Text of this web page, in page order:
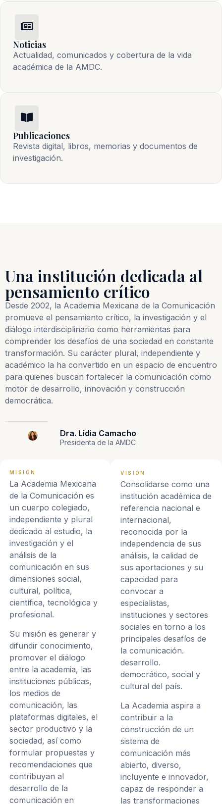
Noticias
Actualidad, comunicados y cobertura de la vida
académica de la AMDC.
Publicaciones
Revista digital, libros, memorias y documentos de
investigación.
Una institución dedicada al
pensamiento crítico
Desde 2002, la Academia Mexicana de la Comunicación
promueve el pensamiento crítico, la investigación y el
diálogo interdisciplinario como herramientas para
comprender los desafíos de una sociedad en constante
transformación. Su carácter plural, independiente y
académico la ha convertido en un espacio de encuentro
para quienes buscan fortalecer la comunicación como
motor de desarrollo, innovación y construcción
democrática.
Dra. Lidia Camacho
Presidenta de la AMDC
MISIÓN
La Academia Mexicana
de la Comunicación es
un cuerpo colegiado,
independiente y plural
dedicado al estudio, la
investigación y el
análisis de la
comunicación en sus
dimensiones social,
cultural, política,
científica, tecnológica y
profesional.
Su misión es generar y
difundir conocimiento,
promover el diálogo
entre la academia, las
instituciones públicas,
los medios de
comunicación, las
plataformas digitales, el
sector productivo y la
sociedad, así como
formular propuestas y
recomendaciones que
contribuyan al
desarrollo de la
comunicación en
VISIÓN
Consolidarse como una
institución académica de
referencia nacional e
internacional,
reconocida por la
independencia de sus
análisis, la calidad de
sus aportaciones y su
capacidad para
convocar a
especialistas,
instituciones y sectores
sociales en torno a los
principales desafíos de
la comunicación.
desarrollo.
democrático, social y
cultural del país.
La Academia aspira a
contribuir a la
construcción de un
sistema de
comunicación más
abierto, diverso,
incluyente e innovador,
capaz de responder a
las transformaciones